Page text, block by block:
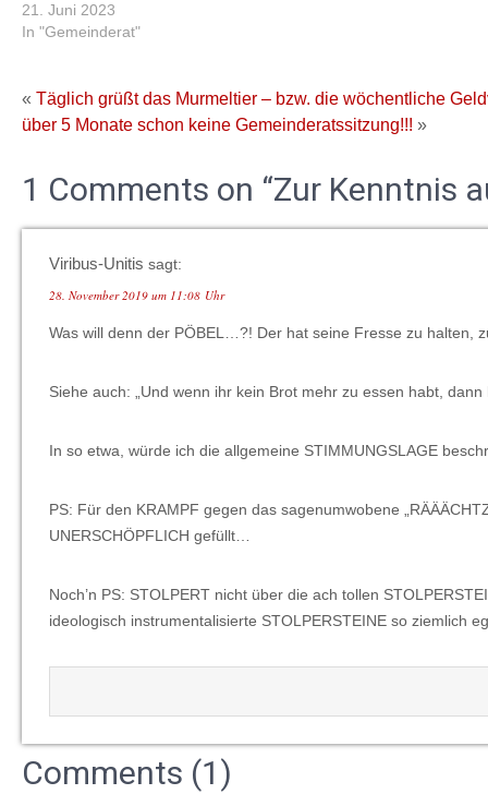
21. Juni 2023
In "Gemeinderat"
« Täglich grüßt das Murmeltier – bzw. die wöchentliche
über 5 Monate schon keine Gemeinderatssitzung!!! »
1 Comments on “Zur Kenntnis
Viribus-Unitis sagt:
28. November 2019 um 11:08 Uhr
Was will denn der PÖBEL…?! Der hat seine Fresse zu
Siehe auch: „Und wenn ihr kein Brot mehr zu essen habt,
In so etwa, würde ich die allgemeine STIMMUNGSLAGE
PS: Für den KRAMPF gegen das sagenumwobene
UNERSCHÖPFLICH gefüllt…
Noch’n PS: STOLPERT nicht über die ach tollen
ideologisch instrumentalisierte STOLPERSTEINE so ziemlich
Comments (1)